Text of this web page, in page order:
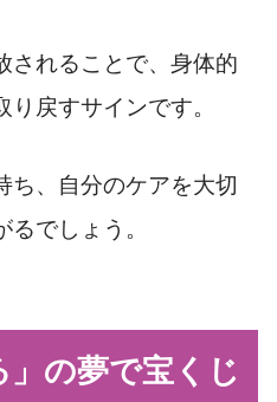
されることで、身体的
戻すサインです。
ち、自分のケアを大切
でしょう。
」の夢で宝くじ